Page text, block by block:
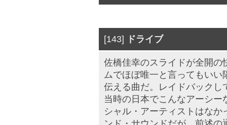
[143] ドライブ
佐橋佳幸のスライドが全開の
ムでほぼ唯一と言ってもい
伝える曲だ。レイドバックし
当時の日本でこんなアーシ
シャル・アーティストはな